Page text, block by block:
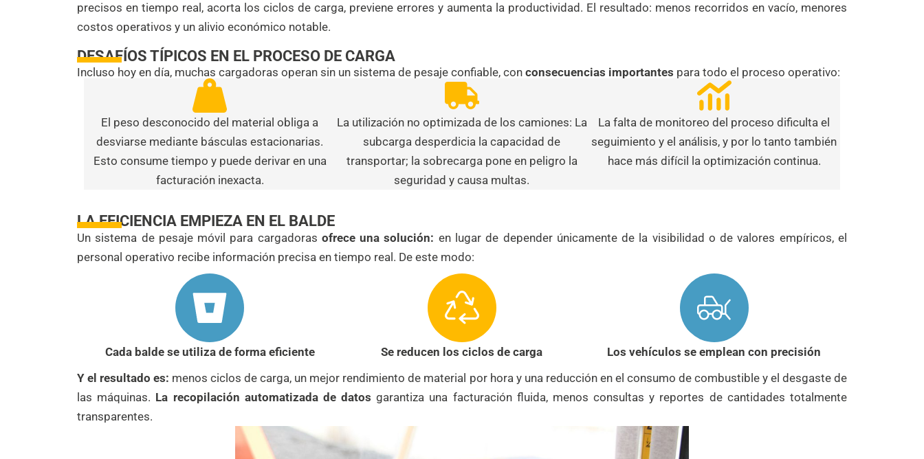
precisos en tiempo real, acorta los ciclos de carga, previene errores y aumenta la productividad. El resultado: menos recorridos en vacío, menores
costos operativos y un alivio económico notable.
DESAFÍOS TÍPICOS EN EL PROCESO DE CARGA
Incluso hoy en día, muchas cargadoras operan sin un sistema de pesaje confiable, con consecuencias importantes para todo el proceso operativo:
El peso desconocido del material obliga a
desviarse mediante básculas estacionarias.
Esto consume tiempo y puede derivar en una
facturación inexacta.
La utilización no optimizada de los camiones: La
subcarga desperdicia la capacidad de
transportar; la sobrecarga pone en peligro la
seguridad y causa multas.
La falta de monitoreo del proceso dificulta el
seguimiento y el análisis, y por lo tanto también
hace más difícil la optimización continua.
LA EFICIENCIA EMPIEZA EN EL BALDE
Un sistema de pesaje móvil para cargadoras ofrece una solución: en lugar de depender únicamente de la visibilidad o de valores empíricos, el
personal operativo recibe información precisa en tiempo real. De este modo:
Cada balde se utiliza de forma eficiente Se reducen los ciclos de carga
Los vehículos se emplean con precisión
Y el resultado es: menos ciclos de carga, un mejor rendimiento de material por hora y una reducción en el consumo de combustible y el desgaste de
las máquinas. La recopilación automatizada de datos garantiza una facturación fluida, menos consultas y reportes de cantidades totalmente
transparentes.